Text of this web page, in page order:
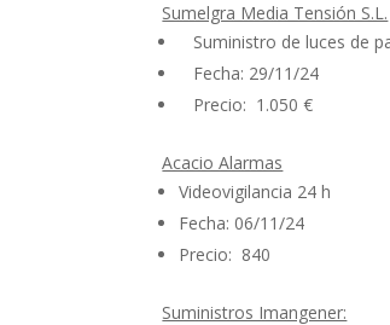
Sumelgra Media Tensión S.L.
Suministro de luces de
Fecha: 29/11/24
Precio: 1.050 €
Acacio Alarmas
Videovigilancia 24 h
Fecha: 06/11/24
Precio: 840
Suministros Imangener: